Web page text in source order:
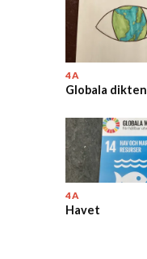
4A
Globala dikten
4A
Havet